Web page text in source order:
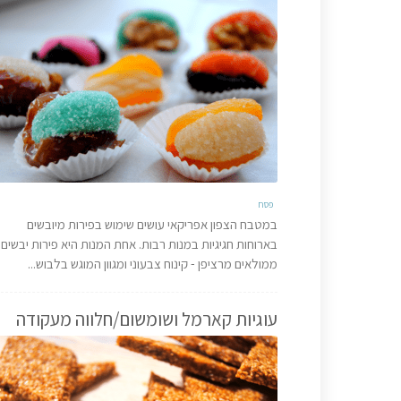
פסח
במטבח הצפון אפריקאי עושים שימוש בפירות מיובשים
בארוחות חגיגיות במנות רבות. אחת המנות היא פירות יבשים
ממולאים מרציפן - קינוח צבעוני ומגוון המוגש בלבוש...
עוגיות קארמל ושומשום/חלווה מעקודה